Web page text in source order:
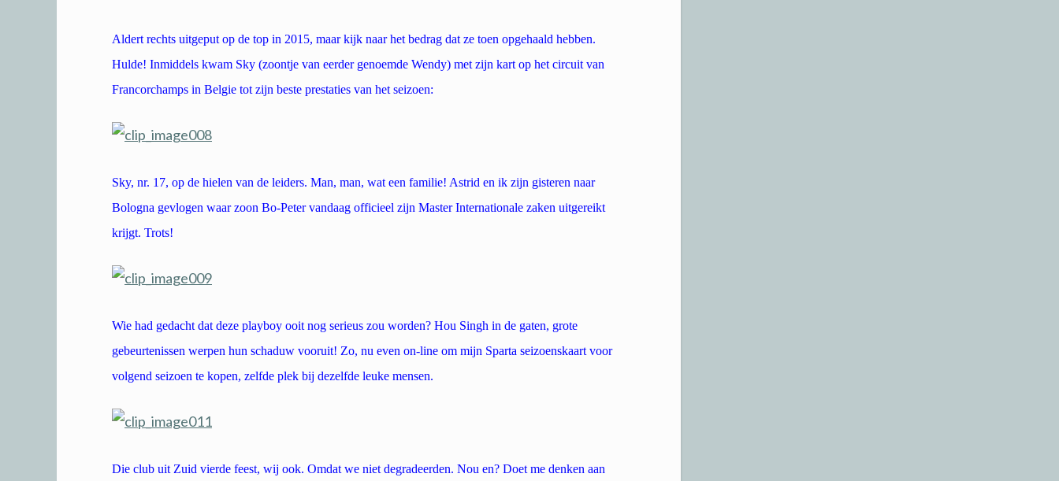
Aldert rechts uitgeput op de top in 2015, maar kijk naar het bedrag dat ze toen opgehaald hebben.
Hulde! Inmiddels kwam Sky (zoontje van eerder genoemde Wendy) met zijn kart op het circuit van
Francorchamps in Belgie tot zijn beste prestaties van het seizoen:
Sky, nr. 17, op de hielen van de leiders. Man, man, wat een familie! Astrid en ik zijn gisteren naar
Bologna gevlogen waar zoon Bo-Peter vandaag officieel zijn Master Internationale zaken uitgereikt
krijgt. Trots!
Wie had gedacht dat deze playboy ooit nog serieus zou worden? Hou Singh in de gaten, grote
gebeurtenissen werpen hun schaduw vooruit! Zo, nu even on-line om mijn Sparta seizoenskaart voor
volgend seizoen te kopen, zelfde plek bij dezelfde leuke mensen.
Die club uit Zuid vierde feest, wij ook. Omdat we niet degradeerden. Nou en? Doet me denken aan